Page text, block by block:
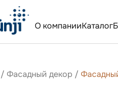
О компанииКаталог
/ Фасадный декор /